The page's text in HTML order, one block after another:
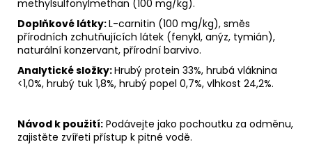
methylsulfonylmethan (100 mg/kg).
Doplňkové látky:L-carnitin (100 mg/kg), směs
přírodních zchutňujících látek (fenykl, anýz, tymián),
naturální konzervant, přírodní barvivo.
Analytické složky:Hrubý protein 33%, hrubá vláknina
<1,0%, hrubý tuk 1,8%, hrubý popel 0,7%, vlhkost 24,2%.
Návod k použití: Podávejte jako pochoutku za odměnu,
zajistěte zvířeti přístup k pitné vodě.